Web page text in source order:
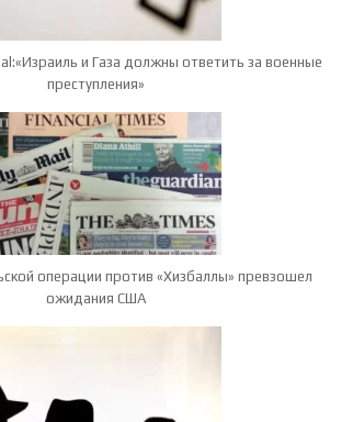
и Газа должны ответить за военные
преступления»
операции против «Хизбаллы» превзошел
ожидания США